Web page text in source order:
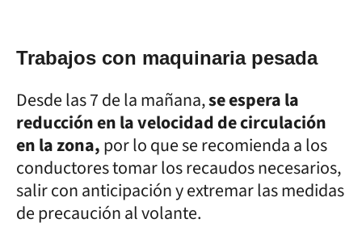
Trabajos con maquinaria pesada
Desde las 7 de la mañana,se espera la
reducción en la velocidad de circulación
en la zona,por lo que se recomienda a los
conductores tomar los recaudos necesarios,
salir con anticipación y extremar las medidas
de precaución al volante.